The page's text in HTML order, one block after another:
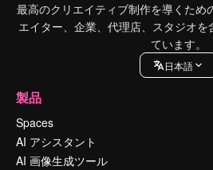
最高のクリエイティブ制作を導くため
エイター、企業、代理店、スタジオ
ています。
日本語
製品
Spaces
AI アシスタント
AI 画像生成ツール